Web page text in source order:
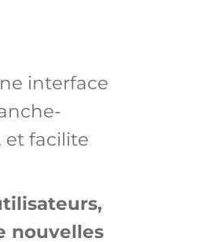
interface
et facilite
nouvelles